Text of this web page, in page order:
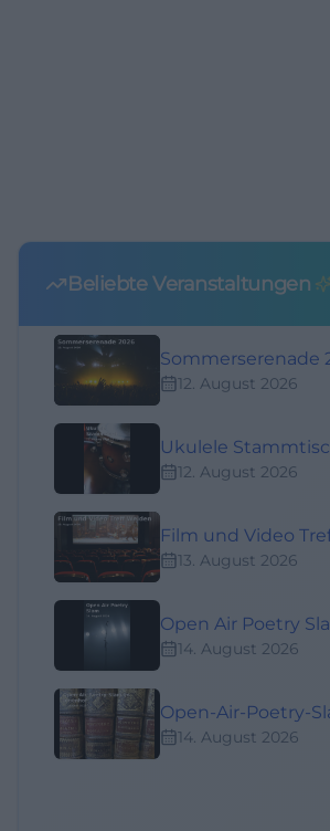
Beliebte Veranstaltungen
Sommerserenade
12. August 2026
Ukulele
12. August 2026
Film und Video
13. August 2026
Open Air Poetry
14. August 2026
14. August 2026